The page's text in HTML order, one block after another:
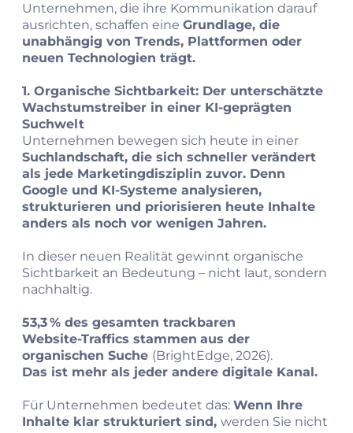
Unternehmen, die ihre Kommunikation darauf
ausrichten, schaffen eine Grundlage, die
unabhängig von Trends, Plattformen oder
neuen Technologien trägt.
1. Organische Sichtbarkeit: Der unterschätzte
Wachstumstreiber in einer KI‑geprägten
Suchwelt
Unternehmen bewegen sich heute in einer
Suchlandschaft, die sich schneller verändert
als jede Marketingdisziplin zuvor. Denn
Google und KI‑Systeme analysieren,
strukturieren und priorisieren heute Inhalte
anders als noch vor wenigen Jahren.
In dieser neuen Realität gewinnt organische
Sichtbarkeit an Bedeutung – nicht laut, sondern
nachhaltig.
53,3 % des gesamten trackbaren
Website‑Traffics stammen aus der
organischen Suche (BrightEdge, 2026).
Das ist mehr als jeder andere digitale Kanal.
Für Unternehmen bedeutet das: Wenn Ihre
Inhalte klar strukturiert sind, werden Sie nicht